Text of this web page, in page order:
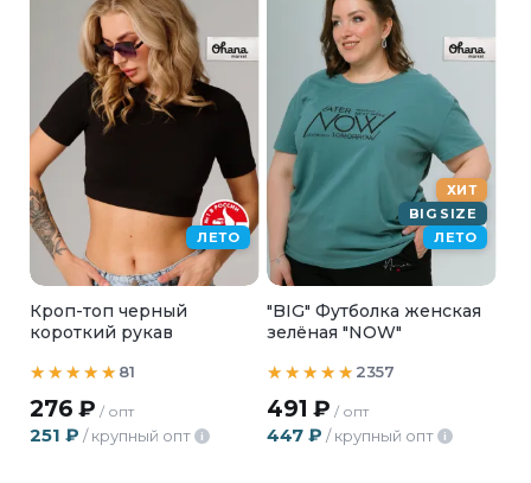
ЛЕТО
Кроп-топ черный
короткий рукав
81
276 ₽ / опт
251 ₽ / крупный опт i
ХИТ
BIG SIZE
ЛЕТО
"BIG" Футболка женская
зелёная "NOW"
2357
491 ₽ / опт
447 ₽ / крупный опт i